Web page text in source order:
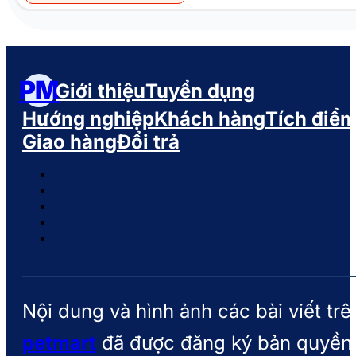
PMGiới thiệuTuyển dụng
Hướng nghiệpKhách hàngTích
Giao hàngĐổi trả
Nội dung và hình ảnh các bài viết
petmart đã được đăng ký bản quyền